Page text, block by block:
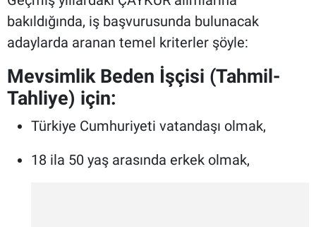
bakıldığında, iş başvurusunda bulunacak
adaylarda aranan temel kriterler şöyle:
Mevsimlik Beden İşçisi (Tahmil-
Tahliye) için:
Türkiye Cumhuriyeti vatandaşı olmak,
18 ila 50 yaş arasında erkek olmak,